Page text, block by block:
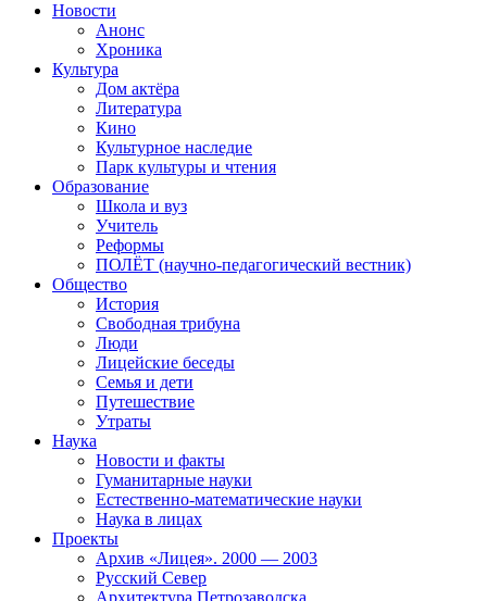
Новости
Анонс
Хроника
Культура
Дом актёра
Литература
Кино
Культурное наследие
Парк культуры и чтения
Образование
Школа и вуз
Учитель
Реформы
ПОЛЁТ (научно-педагогический вестник)
Общество
История
Свободная трибуна
Люди
Лицейские беседы
Семья и дети
Путешествие
Утраты
Наука
Новости и факты
Гуманитарные науки
Естественно-математические науки
Наука в лицах
Проекты
Архив «Лицея». 2000 — 2003
Русский Север